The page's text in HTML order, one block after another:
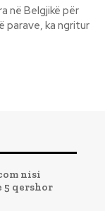
në Belgjikë për
ka ngritur
nisi
5 qershor